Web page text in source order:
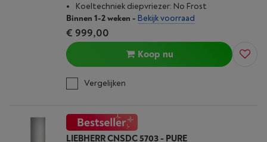
Koeltechniek diepvriezer: No Frost
Binnen 1-2 weken - Bekijk voorraad
€ 999,00
Koop nu
Vergelijken
LIEBHERR CNSDC 5703 - PURE